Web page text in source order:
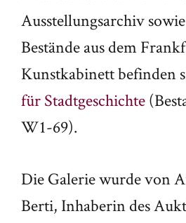
Ausstellungsarchiv
Bestände aus dem
Kunstkabinett befinden
für Stadtgeschichte
W1-69).
Die Galerie wurde von
Berti, Inhaberin des